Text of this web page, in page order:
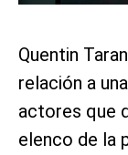
Quentin
relación a
actores que
elenco de la